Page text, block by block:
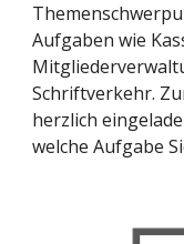
Aufgaben wie
Schriftverkehr.
herzlich
welche Aufgabe